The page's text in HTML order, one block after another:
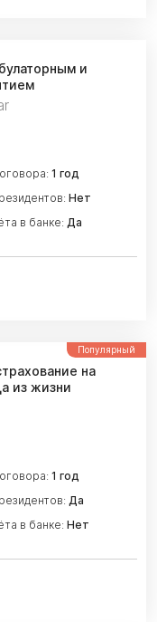
и
1 год
Нет
в банке: Да
Популярный
на
из жизни
1 год
Да
в банке: Нет